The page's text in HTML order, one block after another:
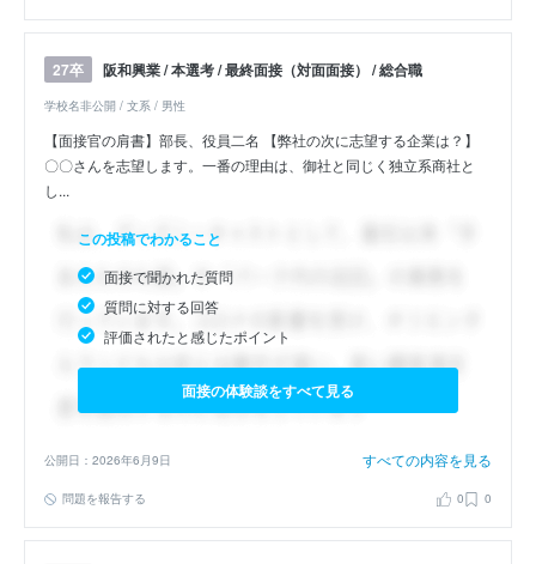
27卒 阪和興業 / 本選考 / 最終面接（対面面接） / 総合職
学校名非公開 / 文系 / 男性
【面接官の肩書】部長、役員二名 【弊社の次に志望する企業は？】
〇〇さんを志望します。一番の理由は、御社と同じく独立系商社と
し...
この投稿でわかること
面接で聞かれた質問
質問に対する回答
評価されたと感じたポイント
面接の体験談をすべて見る
公開日：2026年6月9日 すべての内容を見る
問題を報告する 0 0